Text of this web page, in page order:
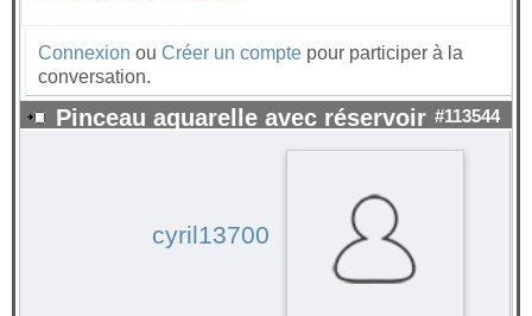
Connexion ou Créer un compte pour participer à la
conversation.
Pinceau aquarelle avec réservoir #113544
cyril13700